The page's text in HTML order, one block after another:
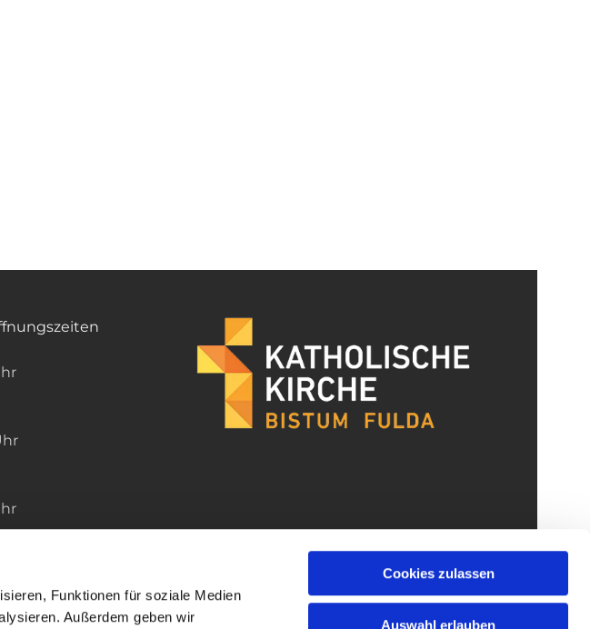
Funktionen für soziale Medien
Außerdem geben wir
Cookies zulassen
Auswahl erlauben